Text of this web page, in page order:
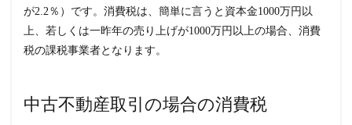
不
産
業
者
た
が2.2％）です。消費税は、簡単に言うと資本金1000万円以
上、若しくは一昨年の売り上げが1000万円以上の場合、消費
税の課税事業者となります。
中古不動産取引の場合の消費税